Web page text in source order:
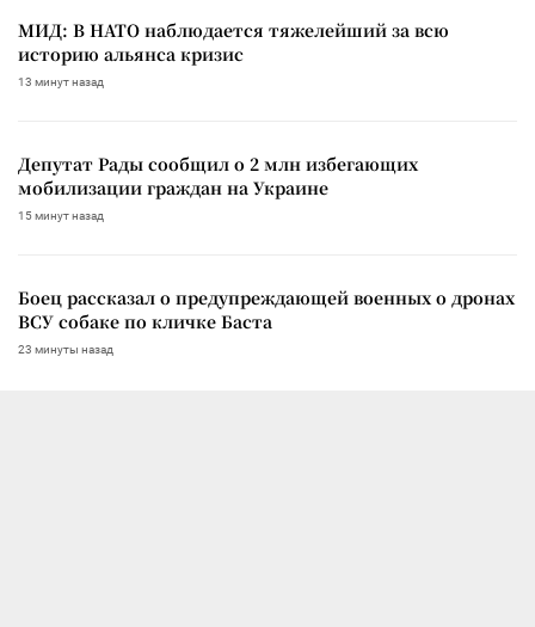
МИД: В НАТО наблюдается тяжелейший за всю
историю альянса кризис
13 минут назад
Депутат Рады сообщил о 2 млн избегающих
мобилизации граждан на Украине
15 минут назад
Боец рассказал о предупреждающей военных о дронах
ВСУ собаке по кличке Баста
23 минуты назад